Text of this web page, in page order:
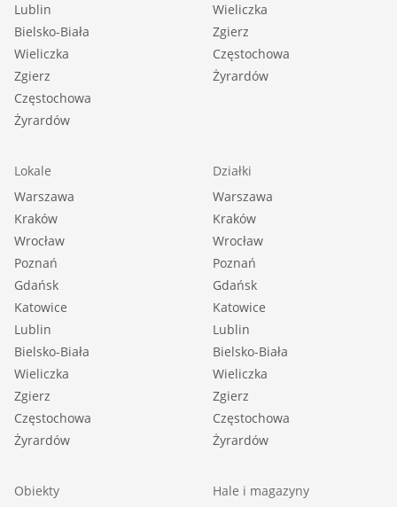
Lublin
Bielsko-Biała
Wieliczka
Zgierz
Częstochowa
Żyrardów
Wieliczka
Zgierz
Częstochowa
Żyrardów
Lokale
Warszawa
Kraków
Wrocław
Poznań
Gdańsk
Katowice
Lublin
Bielsko-Biała
Wieliczka
Zgierz
Częstochowa
Żyrardów
Działki
Warszawa
Kraków
Wrocław
Poznań
Gdańsk
Katowice
Lublin
Bielsko-Biała
Wieliczka
Zgierz
Częstochowa
Żyrardów
Obiekty
Hale i magazyny